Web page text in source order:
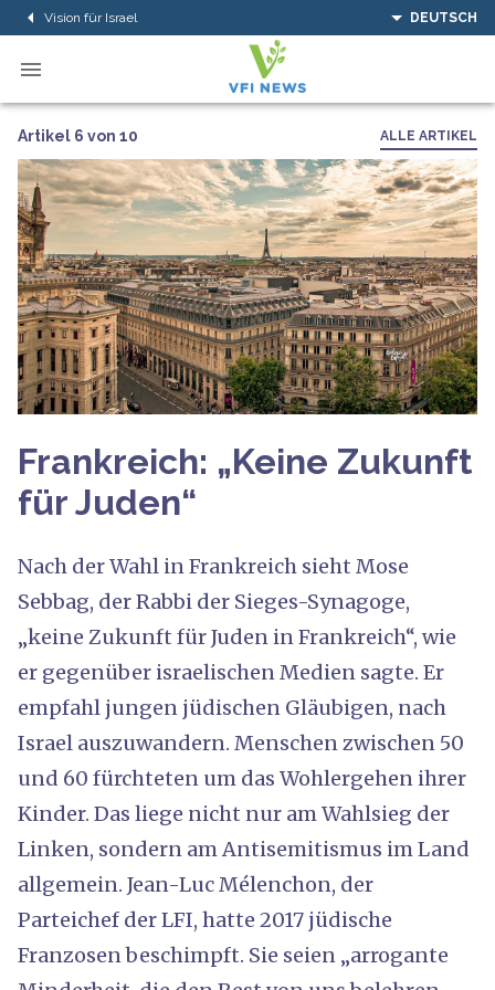
Vision für Israel DEUTSCH
Artikel 6 von 10 ALLE ARTIKEL
Frankreich: „Keine Zukunft
für Juden“
Nach der Wahl in Frankreich sieht Mose
Sebbag, der Rabbi der Sieges-Synagoge,
„keine Zukunft für Juden in Frankreich“, wie
er gegenüber israelischen Medien sagte. Er
empfahl jungen jüdischen Gläubigen, nach
Israel auszuwandern. Menschen zwischen 50
und 60 fürchteten um das Wohlergehen ihrer
Kinder. Das liege nicht nur am Wahlsieg der
Linken, sondern am Antisemitismus im Land
allgemein. Jean-Luc Mélenchon, der
Parteichef der LFI, hatte 2017 jüdische
Franzosen beschimpft. Sie seien „arrogante